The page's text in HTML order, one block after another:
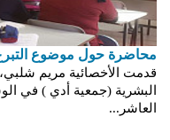
محاضرة حول موضوع التبرع
قدمت الأخصائية مريم
البشرية (جمعية أدي ) في
العاشر...